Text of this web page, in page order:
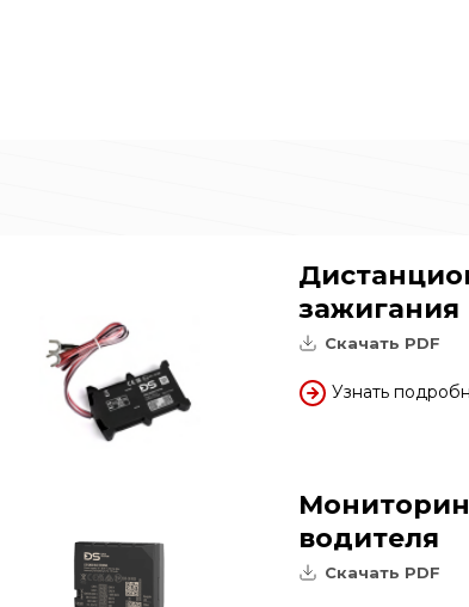
зажигания
Скачать PDF
Узнать
водителя
Скачать PDF